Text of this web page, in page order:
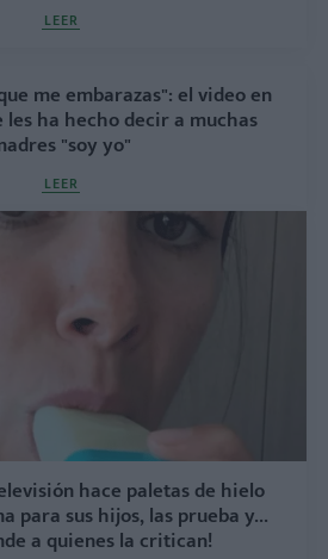
LEER
me embarazas": el video en
ha hecho decir a muchas
"soy yo"
LEER
hace paletas de hielo
para sus hijos, las prueba y...
a quienes la critican!